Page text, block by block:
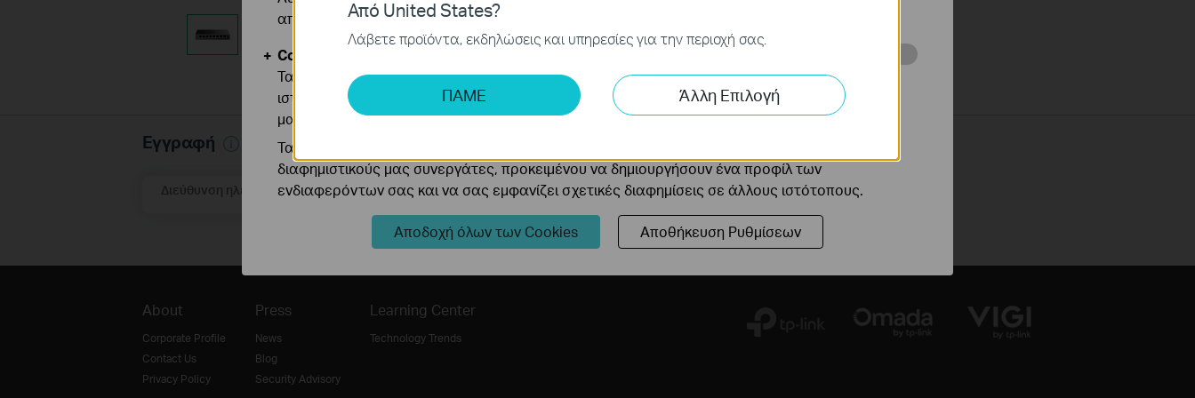
Εγγραφή
Διεύθυνση ηλεκτρονικού ταχυδρομείου Εγγραφείτε
About
Corporate Profile
Contact Us
Privacy Policy
Press
News
Blog
Security Advisory
Learning Center
Technology Trends
Από United States?
Λάβετε προϊόντα, εκδηλώσεις και υπηρεσίες για την περιοχή σας.
ΠΑΜΕ Άλλη Επιλογή
απενεργοποιηθούν στα συστήματά σας.
Cookies Ανάλυσης και Μάρκετινγκ
Τα cookie ανάλυσης μας δίνουν τη δυνατότητα να αναλύσουμε τις δραστηριότητές σας στον
ιστότοπό μας για να βελτιώσουμε και να προσαρμόσουμε τη λειτουργικότητα του ιστότοπού
μας.
Τα διαφημιστικά cookie μπορούν να ρυθμιστούν μέσω του ιστότοπού μας από τους
διαφημιστικούς μας συνεργάτες, προκειμένου να δημιουργήσουν ένα προφίλ των
ενδιαφερόντων σας και να σας εμφανίζει σχετικές διαφημίσεις σε άλλους ιστότοπους.
Αποδοχή όλων των Cookies Αποθήκευση Ρυθμίσεων